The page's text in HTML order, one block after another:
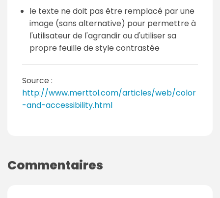
le texte ne doit pas être remplacé par une
image (sans alternative) pour permettre à
l'utilisateur de l'agrandir ou d'utiliser sa
propre feuille de style contrastée
Source :
http://www.merttol.com/articles/web/color
-and-accessibility.html
Commentaires